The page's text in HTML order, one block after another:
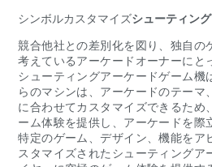
シンボルカスタマイズシューティン
競合他社との差別化を図り、独自の
考えているアーケードオーナーにと
シューティングアーケードゲーム機
らのマシンは、アーケードのテーマ
に合わせてカスタマイズできるため
ーム体験を提供し、アーケードを際
特定のゲーム、デザイン、機能をア
スタマイズされたシューティングア